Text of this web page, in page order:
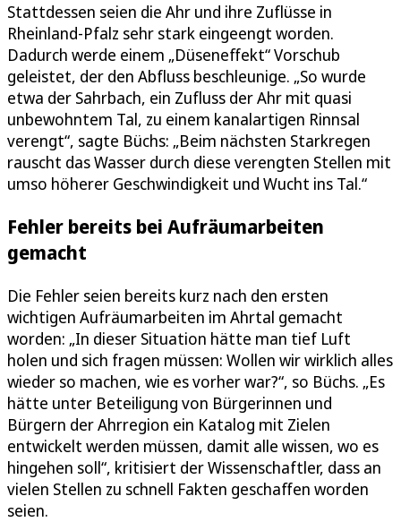
Stattdessen seien die Ahr und ihre Zuflüsse in
Rheinland-Pfalz sehr stark eingeengt worden.
Dadurch werde einem „Düseneffekt“ Vorschub
geleistet, der den Abfluss beschleunige. „So wurde
etwa der Sahrbach, ein Zufluss der Ahr mit quasi
unbewohntem Tal, zu einem kanalartigen Rinnsal
verengt“, sagte Büchs: „Beim nächsten Starkregen
rauscht das Wasser durch diese verengten Stellen mit
umso höherer Geschwindigkeit und Wucht ins Tal.“
Fehler bereits bei Aufräumarbeiten
gemacht
Die Fehler seien bereits kurz nach den ersten
wichtigen Aufräumarbeiten im Ahrtal gemacht
worden: „In dieser Situation hätte man tief Luft
holen und sich fragen müssen: Wollen wir wirklich alles
wieder so machen, wie es vorher war?“, so Büchs. „Es
hätte unter Beteiligung von Bürgerinnen und
Bürgern der Ahrregion ein Katalog mit Zielen
entwickelt werden müssen, damit alle wissen, wo es
hingehen soll“, kritisiert der Wissenschaftler, dass an
vielen Stellen zu schnell Fakten geschaffen worden
seien.